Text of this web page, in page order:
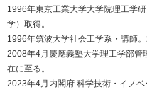
1996年東京工業大学大学院理工学
学）取得。
1996年筑波大学社会工学系・講師
2008年4月慶應義塾大学理工学部管
在に至る。
2023年4月内閣府 科学技術・イノ